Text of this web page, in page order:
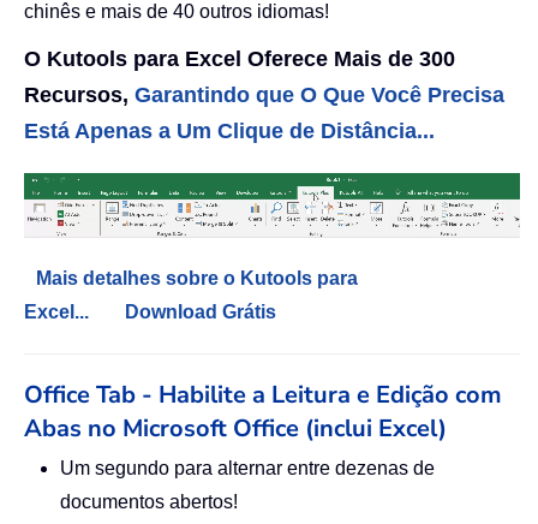
chinês e mais de 40 outros idiomas!
O Kutools para Excel Oferece Mais de 300
Recursos, Garantindo que O Que Você Precisa
Está Apenas a Um Clique de Distância...
Mais detalhes sobre o Kutools para
Excel...
Download Grátis
Office Tab - Habilite a Leitura e Edição com
Abas no Microsoft Office (inclui Excel)
Um segundo para alternar entre dezenas de
documentos abertos!